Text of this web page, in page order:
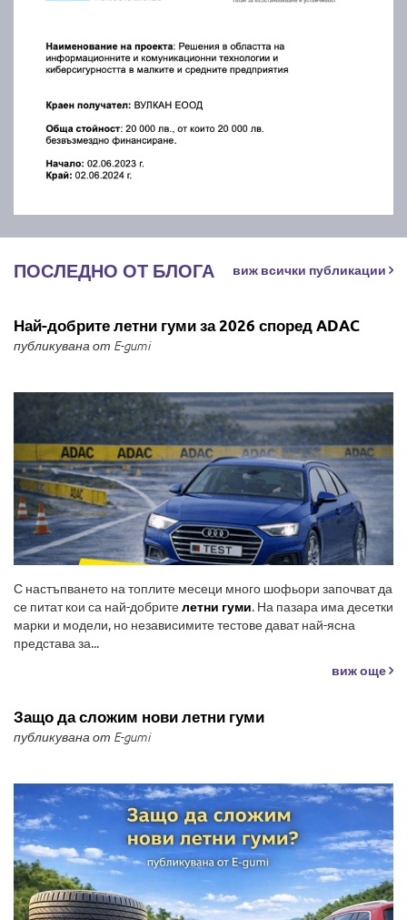
ПОСЛЕДНО ОТ БЛОГА виж всички публикации
Най-добрите летни гуми за 2026 според ADAC
публикувана от E-gumi
С настъпването на топлите месеци много шофьори започват да
се питат кои са най-добрителетни гуми. На пазара има десетки
марки и модели, но независимите тестове дават най-ясна
представа за...
виж още
Защо да сложим нови летни гуми
публикувана от E-gumi